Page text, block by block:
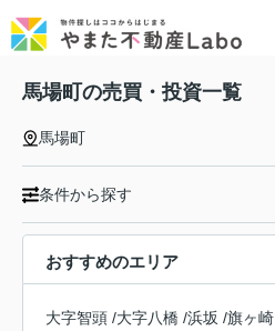
馬場町の売買・投資一覧
馬場町
条件から探す
おすすめのエリア
大字智頭 /大字八橋 /浜坂 /旗ヶ崎